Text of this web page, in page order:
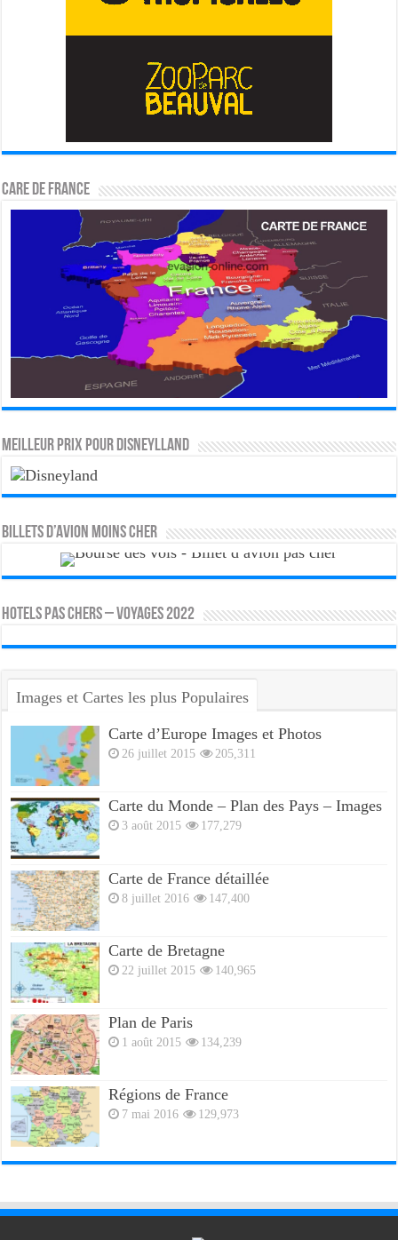
CARE DE FRANCE
MEILLEUR PRIX POUR DISNEYLLAND
Billets d’avion moins cher
HOTELS PAS CHERS – VOYAGES 2022
Images et Cartes les plus Populaires
Carte d’Europe Images et Photos
26 juillet 2015 205,311
Carte du Monde – Plan des Pays – Images
3 août 2015 177,279
Carte de France détaillée
8 juillet 2016 147,400
Carte de Bretagne
22 juillet 2015 140,965
Plan de Paris
1 août 2015 134,239
Régions de France
7 mai 2016 129,973